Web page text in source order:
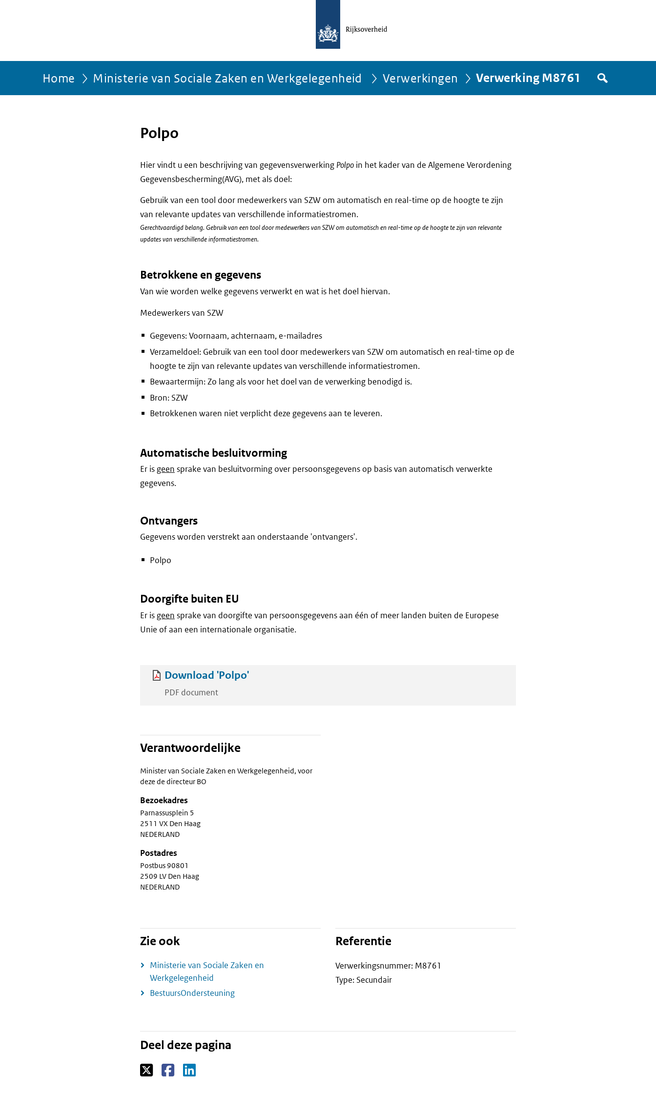
Home Ministerie van Sociale Zaken en Werkgelegenheid Verwerkingen Verwerking M8761
Zoek
in
het
Polpo
Hier vindt u een beschrijving van gegevensverwerking Polpo in het kader van de Algemene Verordening
Gegevensbescherming(AVG), met als doel:
Gebruik van een tool door medewerkers van SZW om automatisch en real-time op de hoogte te zijn
van relevante updates van verschillende informatiestromen.
Gerechtvaardigd belang. Gebruik van een tool door medewerkers van SZW om automatisch en real-time op de hoogte te zijn van relevante
updates van verschillende informatiestromen.
Betrokkene en gegevens
Van wie worden welke gegevens verwerkt en wat is het doel hiervan.
Medewerkers van SZW
Gegevens: Voornaam, achternaam, e-mailadres
Verzameldoel: Gebruik van een tool door medewerkers van SZW om automatisch en real-time op de
hoogte te zijn van relevante updates van verschillende informatiestromen.
Bewaartermijn: Zo lang als voor het doel van de verwerking benodigd is.
Bron: SZW
Betrokkenen waren niet verplicht deze gegevens aan te leveren.
Automatische besluitvorming
Er is geen sprake van besluitvorming over persoonsgegevens op basis van automatisch verwerkte
gegevens.
Ontvangers
Gegevens worden verstrekt aan onderstaande 'ontvangers'.
Polpo
Doorgifte buiten EU
Er is geen sprake van doorgifte van persoonsgegevens aan één of meer landen buiten de Europese
Unie of aan een internationale organisatie.
Download 'Polpo'
PDF document
Verantwoordelijke
Minister van Sociale Zaken en Werkgelegenheid, voor
deze de directeur BO
Bezoekadres
Parnassusplein 5
2511 VX Den Haag
NEDERLAND
Postadres
Postbus 90801
2509 LV Den Haag
NEDERLAND
Zie ook
Ministerie van Sociale Zaken en
Werkgelegenheid
BestuursOndersteuning
Referentie
Verwerkingsnummer: M8761
Type: Secundair
Deel deze pagina